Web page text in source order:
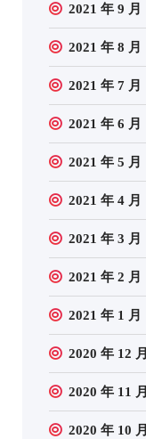
2021 年 9 月
2021 年 8 月
2021 年 7 月
2021 年 6 月
2021 年 5 月
2021 年 4 月
2021 年 3 月
2021 年 2 月
2021 年 1 月
2020 年 12 月
2020 年 11 月
2020 年 10 月